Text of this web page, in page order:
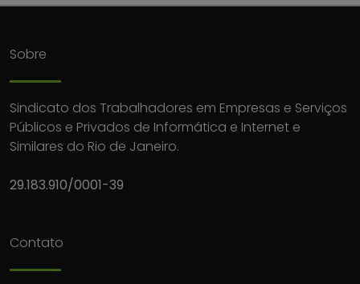
Sobre
Sindicato dos Trabalhadores em Empresas e Serviços
Públicos e Privados de Informática e Internet e
Similares do Rio de Janeiro.
29.183.910/0001-39
Contato